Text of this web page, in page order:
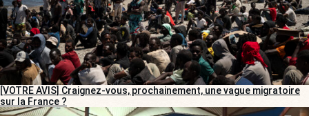
[VOTRE AVIS] Craignez-vous, prochainement, une vague migratoire
sur la France ?